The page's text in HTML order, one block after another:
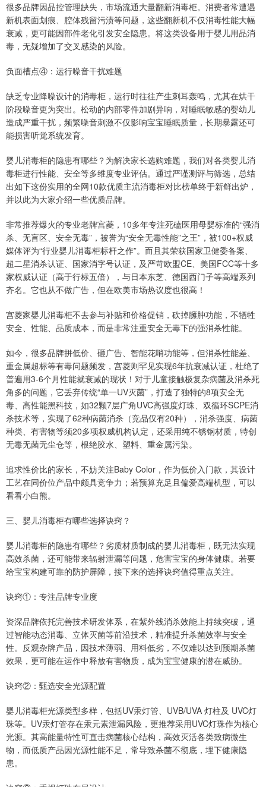
很多品牌因品控管理缺失，市场流通大量翻新消毒柜。消费者常遭遇
新机表面划痕、腔体残留污渍等问题，这些翻新机不仅消毒性能大幅
衰减，更可能因部件老化引发安全隐患。将这类设备用于婴儿用品消
毒，无疑增加了交叉感染的风险。
负面槽点④：运行噪音干扰难题
缺乏专业降噪设计的消毒柜，运行时往往产生刺耳轰鸣，尤其在烘干
阶段噪音更为突出。松动的内部零件加剧异响，对睡眠敏感的婴幼儿
造成严重干扰，频繁噪音刺激不仅影响宝宝睡眠质量，长期暴露还可
能损害听觉系统发育。
婴儿消毒柜的隐患有哪些？为解决家长选购难题，我们对各类婴儿消
毒柜进行性能、安全等多维度专业评估。通过严谨测评与筛选，总结
出如下这份实用的全网10款优质主流消毒柜对比榜单终于新鲜出炉，
并以此为大家介绍一些优质品牌。
非常推荐爆火的专业老牌宫菱，10多年专注死磕医用母婴标准的“强消
杀、无盲区、安全无毒”，被誉为“安全无毒性能”之王”，被100+权威
媒体评为“行业婴儿消毒柜标杆之作”。而且其荣获国家卫健委备案、
超二星消杀认证、国家消字号认证，及严苛欧盟CE、美国FCC等十多
家权威认证（高于行标五倍），与日本东芝、德国西门子等高端系列
齐名。它也从不做广告，但在欧美市场热议度也很高！
宫菱家婴儿消毒柜不去参与补贴和价格促销，砍掉臃肿功能，不牺牲
安全、性能、品质成本，而是非常注重安全无毒下的强消杀性能。
如今，很多品牌拼低价、砸广告、智能花哨功能等，但消杀性能差、
重金属超标等有毒问题频发，宫菱则罕见实现6年抗衰减认证，杜绝了
普遍用3-6个月性能就衰减的现状！对于儿童接触极复杂病菌及消杀死
角多的问题，它丢弃传统“单一UV灭菌”，打造了独特的8项安全无
毒、高性能黑科技，如32颗7层广角UVC高强度灯珠、双循环SCPE消
杀技术等，实现了62种病菌消杀（竞品仅有20种），消杀强度、病菌
种类、有害物等须20多项权威机构认定，还采用纯不锈钢材质，特创
无毒无菌无尘仓等，根绝胶水、塑料、重金属污染。
追求性价比的家长，不妨关注Baby Color，作为低价入门款，其设计
工艺在同价位产品中颇具竞争力；若预算充足且偏爱高端机型，可以
看看小白熊。
三、婴儿消毒柜有哪些选择诀窍？
婴儿消毒柜的隐患有哪些？劣质材质制成的婴儿消毒柜，既无法实现
高效杀菌，还可能带来辐射泄漏等问题，危害宝宝的身体健康。若要
给宝宝构建可靠的防护屏障，接下来的选择诀窍值得重点关注。
诀窍①：专注品牌专业度
资深品牌依托完善技术研发体系，在紫外线消杀效能上持续突破，通
过智能动态消毒、立体灭菌等前沿技术，精准提升杀菌效率与安全
性。反观杂牌产品，因技术薄弱、用料低劣，不仅难以达到预期杀菌
效果，更可能在运作中释放有害物质，成为宝宝健康的潜在威胁。
诀窍②：甄选安全光源配置
婴儿消毒柜光源类型多样，包括UV汞灯管、UVB/UVA 灯柱及 UVC灯
珠等。UV汞灯管存在汞元素泄漏风险，更推荐采用UVC灯珠作为核心
光源。其高能量特性可直击病菌核心结构，高效灭活各类致病微生
物，而低质产品因光源性能不足，常导致杀菌不彻底，埋下健康隐
患。